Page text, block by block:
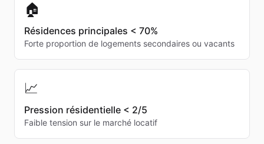
🏠
Résidences principales < 70%
Forte proportion de logements secondaires ou vacants
📈
Pression résidentielle < 2/5
Faible tension sur le marché locatif